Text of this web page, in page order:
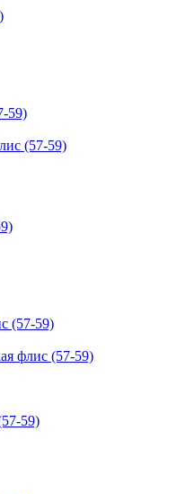
(57-59)
флис (57-59)
59)